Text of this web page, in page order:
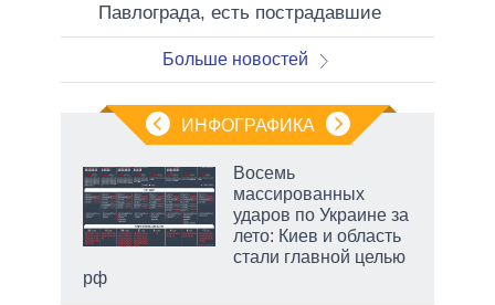
Павлограда, есть пострадавшие
Больше новостей
ИНФОГРАФИКА
Восемь
массированных
ударов по Украине за
лето: Киев и область
стали главной целью
рф